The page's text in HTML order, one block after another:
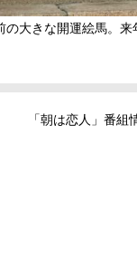
大きな開運絵馬。来
「朝は恋人」番組